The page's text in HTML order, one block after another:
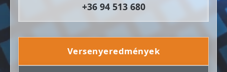
+36 94 513 680
Versenyeredmények